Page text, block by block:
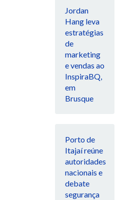
Jordan
Hang leva
estratégias
de
marketing
e vendas ao
InspiraBQ,
em
Brusque
Porto de
Itajaí reúne
autoridades
nacionais e
debate
segurança